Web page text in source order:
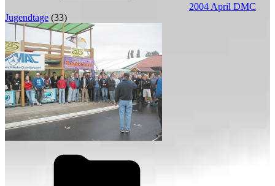
2004 April DMC
Jugendtage (33)